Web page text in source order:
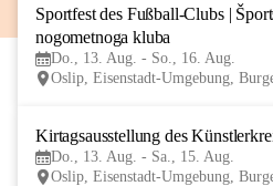
Sportfest des Fußball-Clubs |
nogometnoga kluba
Do., 13. Aug. - So., 16. Aug.
Oslip, Eisenstadt-Umgebung,
Kirtagsausstellung des
Do., 13. Aug. - Sa., 15. Aug.
Oslip, Eisenstadt-Umgebung,